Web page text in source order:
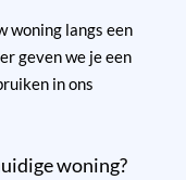
woning langs een
geven we je een
in ons
woning?